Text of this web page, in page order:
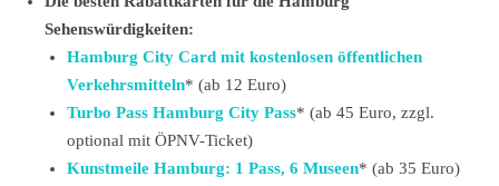
Sehenswürdigkeiten:
Hamburg City Card mit kostenlosen öffentlichen
Verkehrsmitteln* (ab 12 Euro)
Turbo Pass Hamburg City Pass* (ab 45 Euro, zzgl.
optional mit ÖPNV-Ticket)
Kunstmeile Hamburg: 1 Pass, 6 Museen* (ab 35 Euro)